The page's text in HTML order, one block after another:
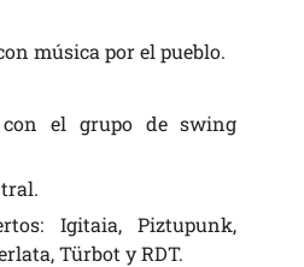
música por el pueblo.
con el grupo de swing
Igitaia, Piztupunk,
Türbot y RDT.